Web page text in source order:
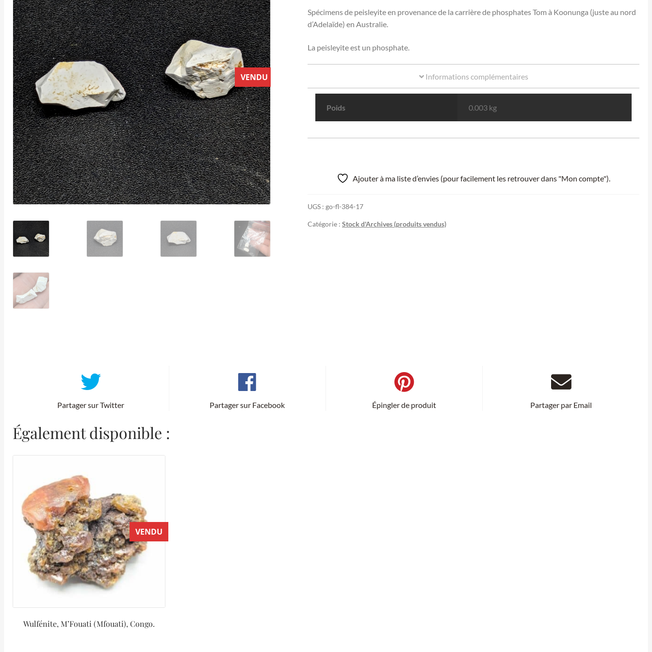
VENDU
Spécimens de peisleyite en provenance de la carrière de phosphates Tom à Koonunga (juste au nord
d’Adelaïde) en Australie.
La peisleyite est un phosphate.
Informations complémentaires
Poids 0.003 kg
Ajouter à ma liste d’envies (pour facilement les retrouver dans "Mon compte").
UGS : go-fl-384-17
Catégorie : Stock d'Archives (produits vendus)
Partager sur Twitter Partager sur Facebook Épingler de produit Partager par Email
Également disponible :
VENDU
Wulfénite, M’Fouati (Mfouati), Congo.